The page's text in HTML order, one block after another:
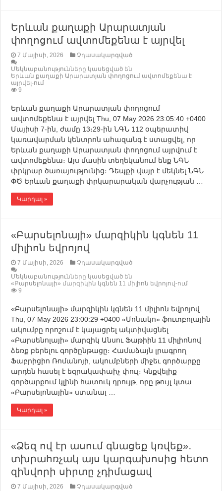
Երևան քաղաքի Արարատյան
փողոցում ավտոմեքենա է այրվել
7 Մայիսի, 2026
Չդասակարգված
Մեկնաբանությունները կասեցված են
Երևան քաղաքի Արարատյան փողոցում ավտոմեքենա է
այրվել-ում
9
Երևան քաղաքի Արարատյան փողոցում
ավտոմեքենա է այրվել Thu, 07 May 2026 23:05:40 +0400
Մայիսի 7-ին, ժամը 13։29-ին ՆԳՆ 112 օպերատիվ
կառավարման կենտրոն ահազանգ է ստացվել, որ
Երևան քաղաքի Արարատյան փողոցում այրվում է
ավտոմեքենա։ Այս մասին տեղեկանում ենք ՆԳՆ
փրկրար ծառայությունից։ Դեպքի վայր է մեկնել ՆԳՆ
ՓԾ Երևան քաղաքի փրկարարական վարչության …
Կարդալ »
«Բարսելոնայի» մարզիկին կգնեն 11
միլիոն եվրոյով
7 Մայիսի, 2026
Չդասակարգված
Մեկնաբանությունները կասեցված են
«Բարսելոնայի» մարզիկին կգնեն 11 միլիոն եվրոյով-ում
9
«Բարսելոնայի» մարզիկին կգնեն 11 միլիոն եվրոյով
Thu, 07 May 2026 23:00:29 +0400 «Մոնակո» ֆուտբոլային
ակումբը որոշում է կայացրել ակտիվացնել
«Բարսենոլայի» մարզիկ Անսու Ֆաթիին 11 միլիոնով
ձեռք բերելու գործընթացը։ Համաձայն լրագրող
Ֆաբրիցիո Ռոմանոյի, ակումբների միջեւ գործարքը
արդեն հասել է եզրակափաիչ փուլ։ Կնքվելիք
գործարքում կլինի հատուկ դրույթ, որը թույլ կտա
«Բարսելոնային» ստանալ …
Կարդալ »
«Ձեզ ով էր ասում գնացեք կռվեք»․
տխրահռչակ այս կարգախոսից հետո
զինվորի սիրտը չդիմացավ
7 Մայիսի, 2026 Չդասակարգված